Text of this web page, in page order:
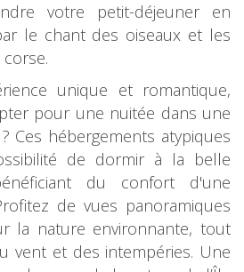
votre petit-déjeuner en
le chant des oiseaux et les
unique et romantique,
pour une nuitée dans une
Ces hébergements atypiques
de dormir à la belle
du confort d'une
de vues panoramiques
la nature environnante, tout
vent et des intempéries. Une